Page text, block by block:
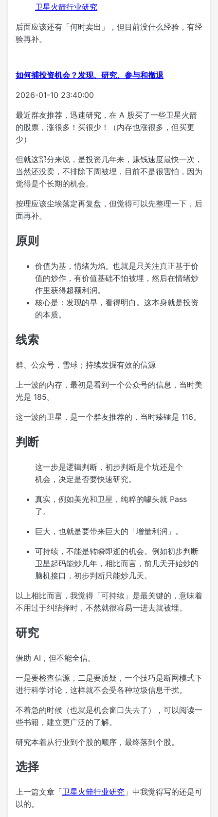
卫星火箭行业研究
后面应该还有「何时卖出」，但目前没什么经验，有经
验再补。
如何捕投资机会？发现、研究、参与和撤退
2026-01-10 23:40:00
最近群友推荐，迅速研究，在 A 股买了一些卫星火箭
的股票，涨很多！买很少！（内存也涨很多，但买更
少）
但就这部分来说，是投资几年来，赚钱速度最快一次，
当然还没卖，不排除下周被埋，目前不是很害怕，因为
觉得是个长期的机会。
按理应该尘埃落定再复盘，但觉得可以先整理一下，后
面再补。
原则
价值为基，情绪为焰。也就是只关注真正基于价
值的炒作，有价值基础不怕被埋，然后在情绪炒
作里获得超额利润。
核心是：发现的早，看得明白。这本身就是投资
的本质。
线索
群、公众号，雪球；持续发掘有效的信源
上一波的内存，最初是看到一个公众号的信息，当时美
光是 185。
这一波的卫星，是一个群友推荐的，当时臻镭是 116。
判断
这一步是逻辑判断，初步判断是个坑还是个
机会，决定是否要快速研究。
真实，例如美光和卫星，纯粹的噱头就 Pass
了。
巨大，也就是要带来巨大的「增量利润」。
可持续，不能是转瞬即逝的机会。例如初步判断
卫星起码能炒几年，相比而言，前几天开始炒的
脑机接口，初步判断只能炒几天。
以上相比而言，我觉得「可持续」是最关键的，意味着
不用过于纠结择时，不然就很容易一进去就被埋。
研究
借助 AI，但不能全信。
一是要检查信源，二是要质疑，一个技巧是断网模式下
进行科学讨论，这样就不会受各种垃圾信息干扰。
不着急的时候（也就是机会窗口失去了），可以阅读一
些书籍，建立更广泛的了解。
研究本着从行业到个股的顺序，最终落到个股。
选择
上一篇文章「卫星火箭行业研究 」中我觉得写的还是可
以的。